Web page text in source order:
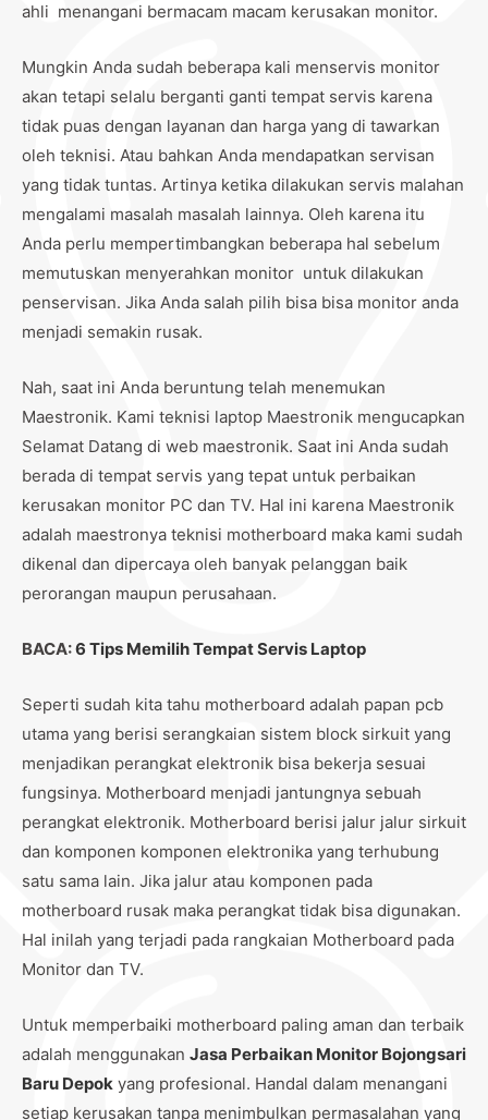
ahli menangani bermacam macam kerusakan monitor.
Mungkin Anda sudah beberapa kali menservis monitor
akan tetapi selalu berganti ganti tempat servis karena
tidak puas dengan layanan dan harga yang di tawarkan
oleh teknisi. Atau bahkan Anda mendapatkan servisan
yang tidak tuntas. Artinya ketika dilakukan servis malahan
mengalami masalah masalah lainnya. Oleh karena itu
Anda perlu mempertimbangkan beberapa hal sebelum
memutuskan menyerahkan monitor untuk dilakukan
penservisan. Jika Anda salah pilih bisa bisa monitor anda
menjadi semakin rusak.
Nah, saat ini Anda beruntung telah menemukan
Maestronik. Kami teknisi laptop Maestronik mengucapkan
Selamat Datang di web maestronik. Saat ini Anda sudah
berada di tempat servis yang tepat untuk perbaikan
kerusakan monitor PC dan TV. Hal ini karena Maestronik
adalah maestronya teknisi motherboard maka kami sudah
dikenal dan dipercaya oleh banyak pelanggan baik
perorangan maupun perusahaan.
BACA:6 Tips Memilih Tempat Servis Laptop
Seperti sudah kita tahu motherboard adalah papan pcb
utama yang berisi serangkaian sistem block sirkuit yang
menjadikan perangkat elektronik bisa bekerja sesuai
fungsinya. Motherboard menjadi jantungnya sebuah
perangkat elektronik. Motherboard berisi jalur jalur sirkuit
dan komponen komponen elektronika yang terhubung
satu sama lain. Jika jalur atau komponen pada
motherboard rusak maka perangkat tidak bisa digunakan.
Hal inilah yang terjadi pada rangkaian Motherboard pada
Monitor dan TV.
Untuk memperbaiki motherboard paling aman dan terbaik
adalah menggunakan Jasa Perbaikan Monitor Bojongsari
Baru Depok yang profesional. Handal dalam menangani
setiap kerusakan tanpa menimbulkan permasalahan yang